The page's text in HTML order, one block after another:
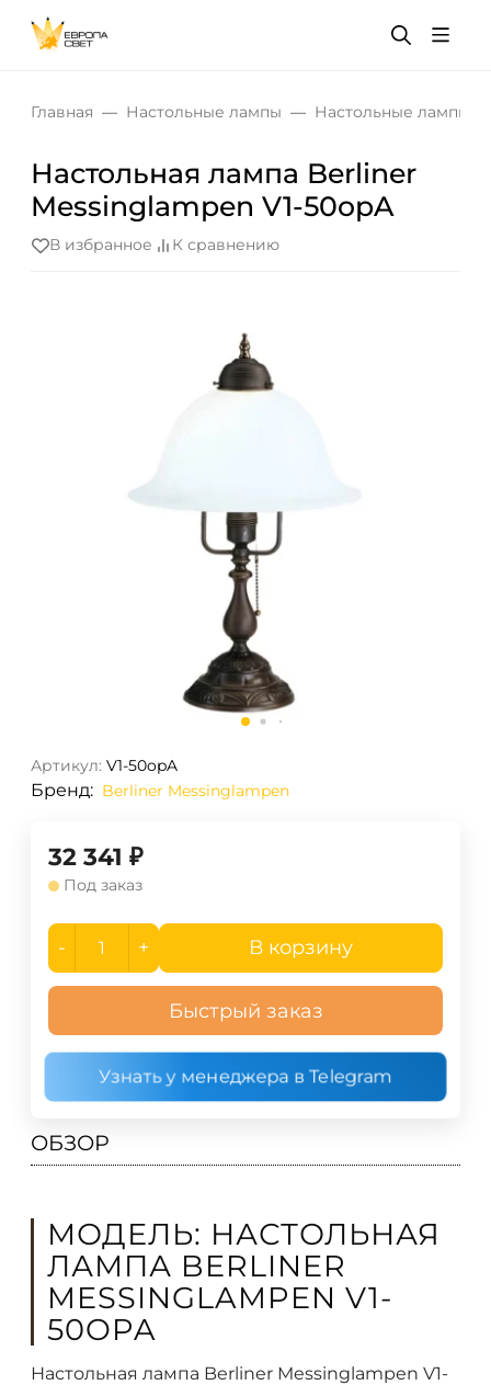
Главная Настольные лампы Настольные лампы
Настольная лампа Berliner
Messinglampen V1-50opA
В избранное К сравнению
Артикул: V1-50opA
Бренд: Berliner Messinglampen
32 341 ₽
Под заказ
- + В корзину
Быстрый заказ
Узнать у менеджера в Telegram
ОБЗОР
МОДЕЛЬ: НАСТОЛЬНАЯ
ЛАМПА BERLINER
MESSINGLAMPEN V1-
50OPA
Настольная лампа Berliner Messinglampen V1-